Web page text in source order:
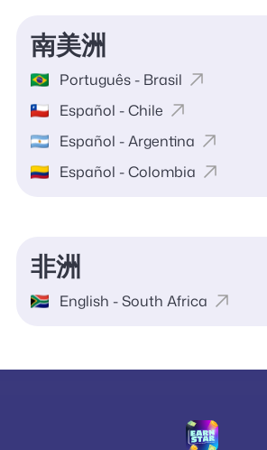
南美洲
Português - Brasil
Español - Chile
Español - Argentina
Español - Colombia
非洲
English - South Africa